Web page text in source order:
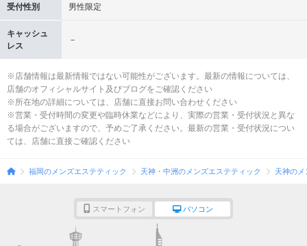
受付性別 男性限定
キャッシュ
レス
－
※店舗情報は最新情報ではない可能性がございます。最新の情報については、
店舗のオフィシャルサイト及びブログをご確認ください
※所在地の詳細については、店舗に直接お問い合わせください
※営業・受付時間の変更や臨時休業などにより、実際の営業・受付状況と異な
る場合がございますので、予めご了承ください。最新の営業・受付状況につい
ては、店舗に直接ご確認ください
福岡のメンズエステティック 天神・中洲のメンズエステティック 天神の
スマートフォン パソコン